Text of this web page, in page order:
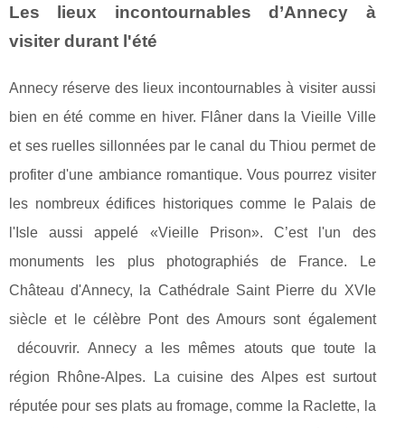
Les lieux incontournables d’Annecy à
visiter durant l'été
Annecy réserve des lieux incontournables à visiter aussi
bien en été comme en hiver. Flâner dans la Vieille Ville
et ses ruelles sillonnées par le canal du Thiou permet de
profiter d'une ambiance romantique. Vous pourrez visiter
les nombreux édifices historiques comme le Palais de
l'Isle aussi appelé «Vieille Prison». C’est l'un des
monuments les plus photographiés de France. Le
Château d'Annecy, la Cathédrale Saint Pierre du XVIe
siècle et le célèbre Pont des Amours sont également
découvrir. Annecy a les mêmes atouts que toute la
région Rhône-Alpes. La cuisine des Alpes est surtout
réputée pour ses plats au fromage, comme la Raclette, la